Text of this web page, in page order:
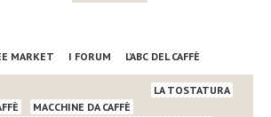
MARKET I FORUM
L’ABC DEL CAFFÈ
MACCHINE DA CAFFÈ
LA TOSTATURA